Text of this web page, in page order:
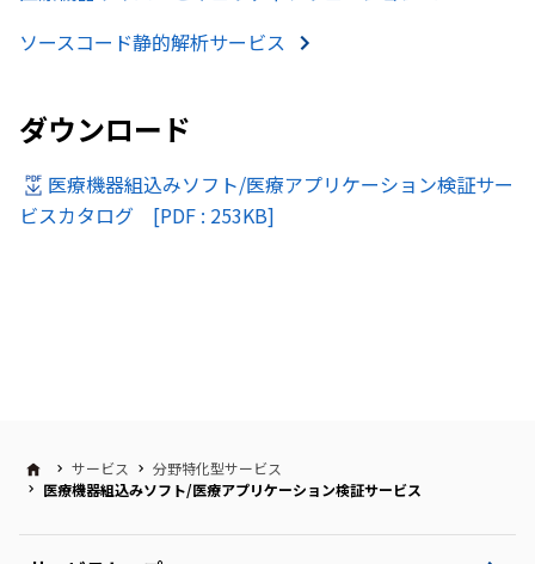
ソースコード静的解析サービス
ダウンロード
医療機器組込みソフト/医療アプリケーション検証サー
ビスカタログ [PDF : 253KB]
サービス
分野特化型サービス
医療機器組込みソフト/医療アプリケーション検証サービス